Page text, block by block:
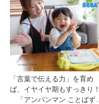
「言葉で伝える力」を育め
ば、イヤイヤ期もすっきり！
「アンパンマン ことばずか